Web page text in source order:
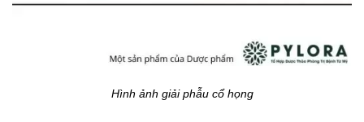
Hình ảnh giải phẫu cổ họng